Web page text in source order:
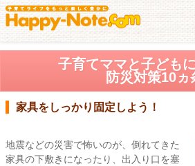
子育てママと子ども
防災対策10ヵ
家具をしっかり固定しよう！
地震などの災害で怖いのが、倒れてきた
家具の下敷きになったり、出入り口を塞